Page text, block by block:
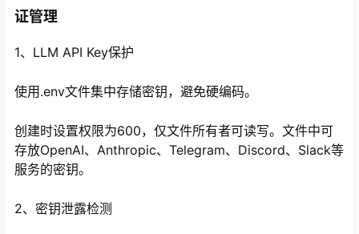
证管理
1、LLM API Key保护
使用.env文件集中存储密钥，避免硬编码。
创建时设置权限为600，仅文件所有者可读写。文件中可
存放OpenAI、Anthropic、Telegram、Discord、Slack等
服务的密钥。
2、密钥泄露检测